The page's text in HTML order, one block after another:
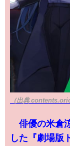
（出典
俳優の米倉
した『劇場版